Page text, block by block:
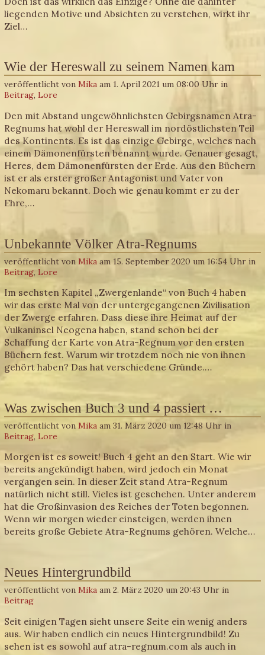
liegenden Motive und Absichten zu verstehen, wirkt ihr
Ziel…
Wie der Hereswall zu seinem Namen kam
veröffentlicht vonMika am 1. April 2021 um 08:00 Uhr in
Beitrag,Lore
Den mit Abstand ungewöhnlichsten Gebirgsnamen Atra-
Regnums hat wohl der Hereswall im nordöstlichsten Teil
des Kontinents. Es ist das einzige Gebirge, welches nach
einem Dämonenfürsten benannt wurde. Genauer gesagt,
Heres, dem Dämonenfürsten der Erde. Aus den Büchern
ist er als erster großer Antagonist und Vater von
Nekomaru bekannt. Doch wie genau kommt er zu der
Ehre,…
Unbekannte Völker Atra-Regnums
veröffentlicht von Mika am 15. September 2020 um 16:54 Uhr in
Beitrag,Lore
Im sechsten Kapitel „Zwergenlande“ von Buch 4 haben
wir das erste Mal von der untergegangenen Zivilisation
der Zwerge erfahren. Dass diese ihre Heimat auf der
Vulkaninsel Neogena haben, stand schon bei der
Schaffung der Karte von Atra-Regnum vor den ersten
Büchern fest. Warum wir trotzdem noch nie von ihnen
gehört haben? Das hat verschiedene Gründe.…
Was zwischen Buch 3 und 4 passiert …
veröffentlicht vonMika am 31. März 2020 um 12:48 Uhr in
Beitrag,Lore
Morgen ist es soweit! Buch 4 geht an den Start. Wie wir
bereits angekündigt haben, wird jedoch ein Monat
vergangen sein. In dieser Zeit stand Atra-Regnum
natürlich nicht still. Vieles ist geschehen. Unter anderem
hat die Großinvasion des Reiches der Toten begonnen.
Wenn wir morgen wieder einsteigen, werden ihnen
bereits große Gebiete Atra-Regnums gehören. Welche…
Neues Hintergrundbild
veröffentlicht vonMika am 2. März 2020 um 20:43 Uhr in
Beitrag
Seit einigen Tagen sieht unsere Seite ein wenig anders
aus. Wir haben endlich ein neues Hintergrundbild! Zu
sehen ist es sowohl auf atra-regnum.com als auch in